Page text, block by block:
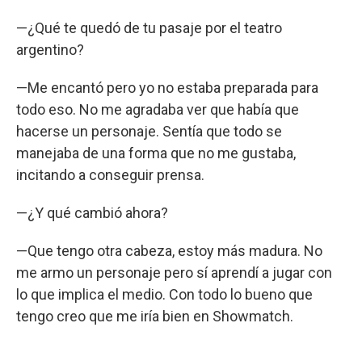
—¿Qué te quedó de tu pasaje por el teatro
argentino?
—Me encantó pero yo no estaba preparada para
todo eso. No me agradaba ver que había que
hacerse un personaje. Sentía que todo se
manejaba de una forma que no me gustaba,
incitando a conseguir prensa.
—¿Y qué cambió ahora?
—Que tengo otra cabeza, estoy más madura. No
me armo un personaje pero sí aprendí a jugar con
lo que implica el medio. Con todo lo bueno que
tengo creo que me iría bien en Showmatch.